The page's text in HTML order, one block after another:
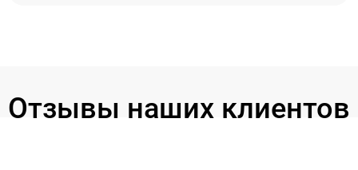
Отзывы наших клиентов